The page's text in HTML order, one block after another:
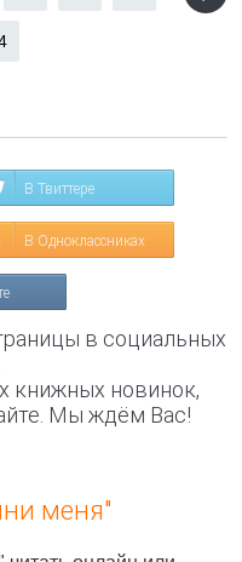
В Твиттере
В Одноклассниках
в социальных
книжных новинок,
Мы ждём Вас!
меня"